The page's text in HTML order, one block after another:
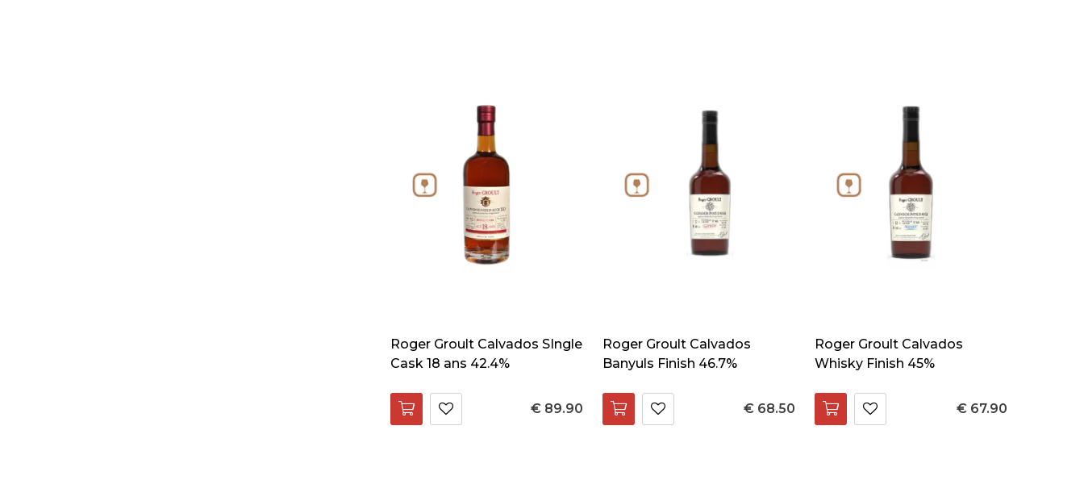
Roger Groult Calvados SIngle
Cask 18 ans 42.4%
€ 89.90
Roger Groult Calvados
Banyuls Finish 46.7%
€ 68.50
Roger Groult Calvados
Whisky Finish 45%
€ 67.90